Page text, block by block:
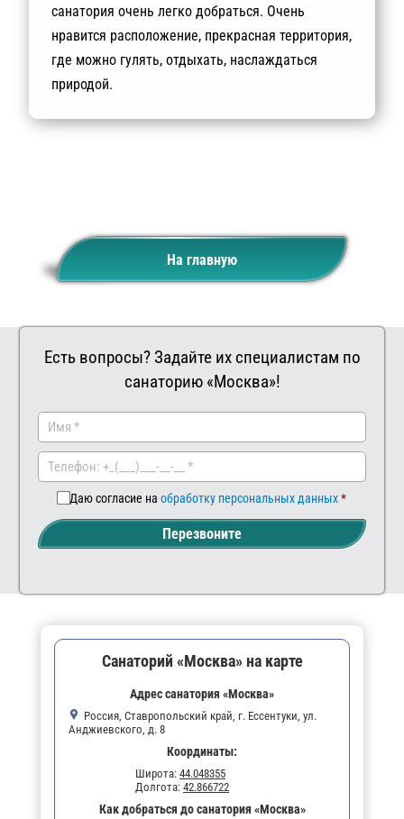
санатория очень легко добраться. Очень
нравится расположение, прекрасная территория,
где можно гулять, отдыхать, наслаждаться
природой.
На главную
Есть вопросы? Задайте их специалистам по
санаторию «Москва»!
Даю согласие на обработку персональных данных
Перезвоните
Санаторий «Москва» на карте
Адрес санатория «Москва»
Россия, Ставропольский край, г. Ессентуки, ул.
Анджиевского, д. 8
Координаты:
Широта: 44.048355
Долгота: 42.866722
Как добраться до санатория «Москва»